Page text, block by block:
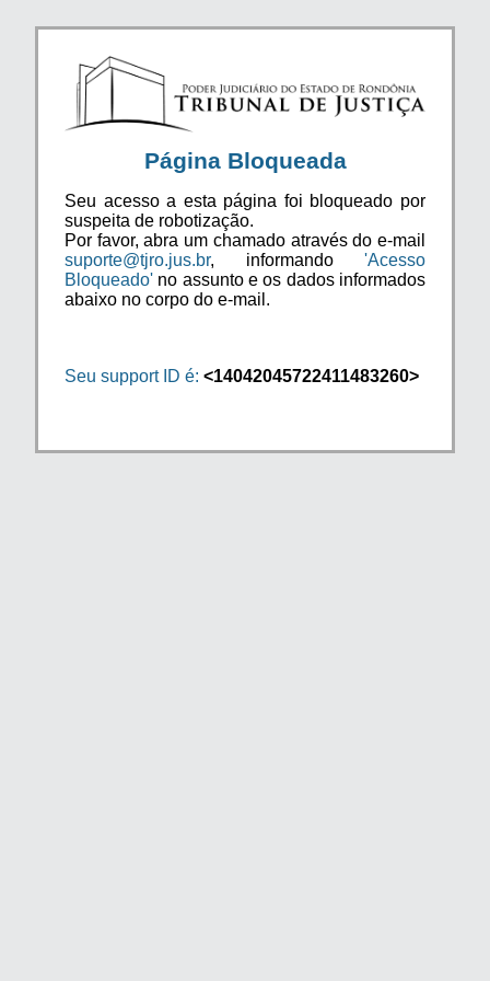
Página Bloqueada
Seu acesso a esta página foi bloqueado por
suspeita de robotização.
Por favor, abra um chamado através do e-mail
suporte@tjro.jus.br, informando 'Acesso
Bloqueado' no assunto e os dados informados
abaixo no corpo do e-mail.
Seu support ID é: <14042045722411483260>